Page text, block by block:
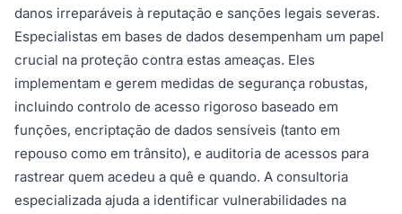
danos irreparáveis à reputação e sanções legais severas.
Especialistas em bases de dados desempenham um papel
crucial na proteção contra estas ameaças. Eles
implementam e gerem medidas de segurança robustas,
incluindo controlo de acesso rigoroso baseado em
funções, encriptação de dados sensíveis (tanto em
repouso como em trânsito), e auditoria de acessos para
rastrear quem acedeu a quê e quando. A consultoria
especializada ajuda a identificar vulnerabilidades na